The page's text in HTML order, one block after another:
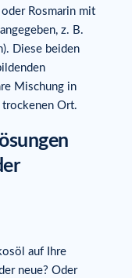
oder Rosmarin mit
z. B.
Diese beiden
Mischung in
trockenen Ort.
auf Ihre
neue? Oder